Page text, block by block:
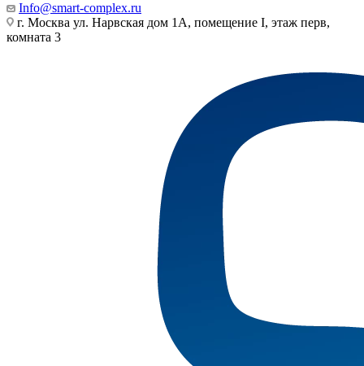
Info@smart-complex.ru
г. Москва ул. Нарвская дом 1А, помещение I, этаж перв,
комната 3